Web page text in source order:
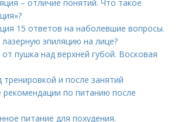
– отличие понятий. Что такое
15 ответов на наболевшие вопросы.
эпиляцию на лице?
пушка над верхней губой. Восковая
тренировкой и после занятий
по питанию после
питание для похудения.